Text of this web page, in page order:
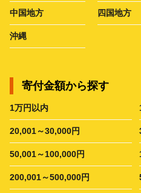
中国地方 四国地方
沖縄
寄付金額から探す
1万円以内
20,001～30,000円
50,001～100,000円
200,001～500,000円